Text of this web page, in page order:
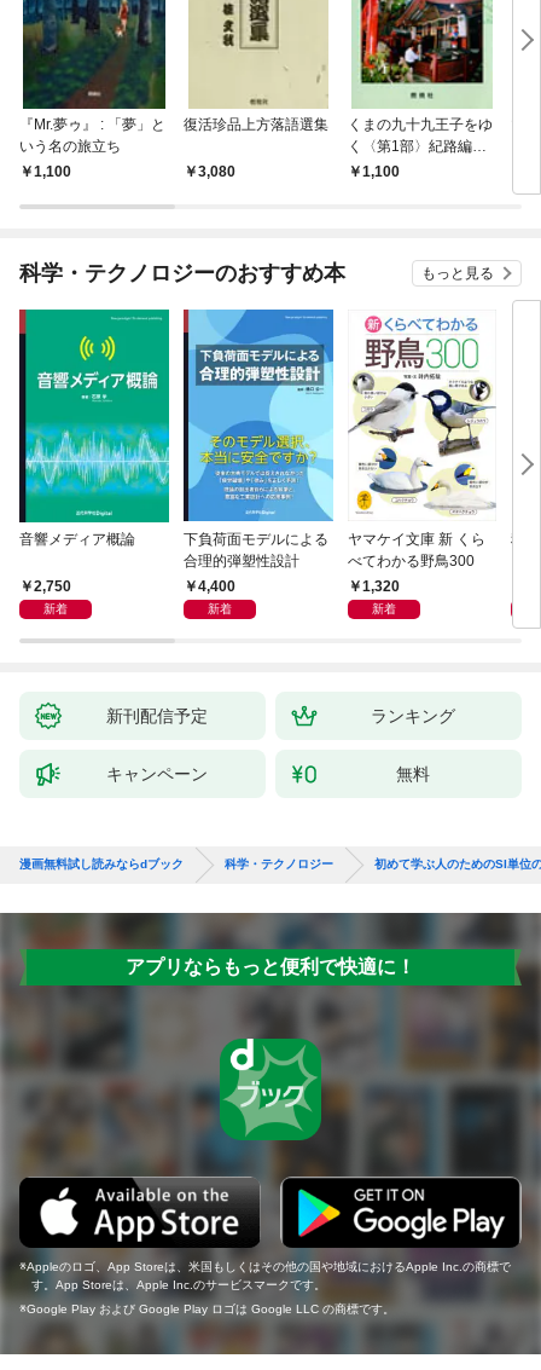
『Mr.夢ゥ』 : 「夢」と
いう名の旅立ち
1,100
復活珍品上方落語選集
3,080
くまの九十九王子をゆ
く〈第1部〉紀路編―
京都から田辺まで
1,100
科学・テクノロジーのおすすめ本 もっと見る
音響メディア概論
2,750
新着
下負荷面モデルによる
合理的弾塑性設計
4,400
新着
ヤマケイ文庫 新 くら
べてわかる野鳥300
1,320
新着
科
新刊配信予定 ランキング
キャンペーン 無料
漫画無料試し読みならdブック 科学・テクノロジー 初めて学ぶ人のためのSI単位
アプリならもっと便利で快適に！
Appleのロゴ、App Storeは、米国もしくはその他の国や地域におけるApple Inc.の商標で
す。App Storeは、Apple Inc.のサービスマークです。
Google Play および Google Play ロゴは Google LLC の商標です。